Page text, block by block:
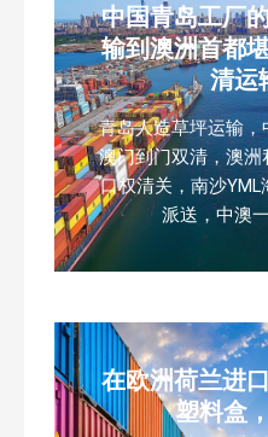
中国青岛工厂
输到澳洲首都
清运
青岛人造草坪运输
澳门到门双清，澳
口权清关，南沙
派送，中澳
在欧洲荷兰进
塑料盒